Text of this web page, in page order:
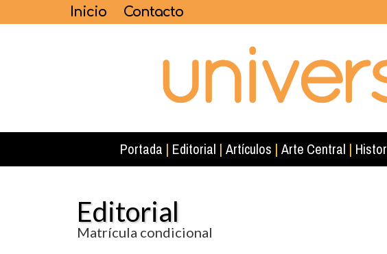
Inicio Contacto
Portada | Editorial | Artículos | Arte Central |
Editorial
Matrícula condicional